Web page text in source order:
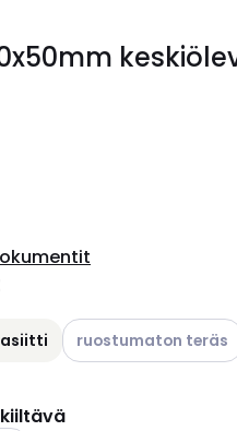
olevat vaihtoehdot
Katso käytettävissä
ruostumaton teräs
kiiltävä